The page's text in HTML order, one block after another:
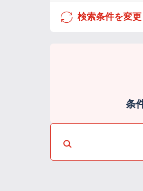
検索条件を変更
条